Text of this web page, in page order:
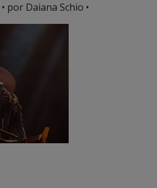
• por Daiana Schio •